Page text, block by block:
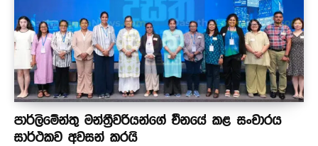
පාර්ලිමේන්තු මන්ත්‍රීවරියන්ගේ චීනයේ කළ සංචාරය
සාර්ථකව අවසන් කරයි